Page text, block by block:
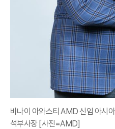
비나이 아와스티 AMD 신임 아시
석부사장 [사진=AMD]